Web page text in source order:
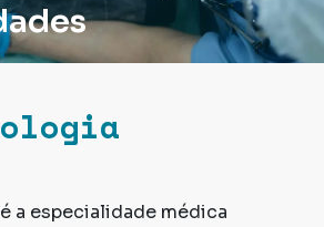
a especialidade médica